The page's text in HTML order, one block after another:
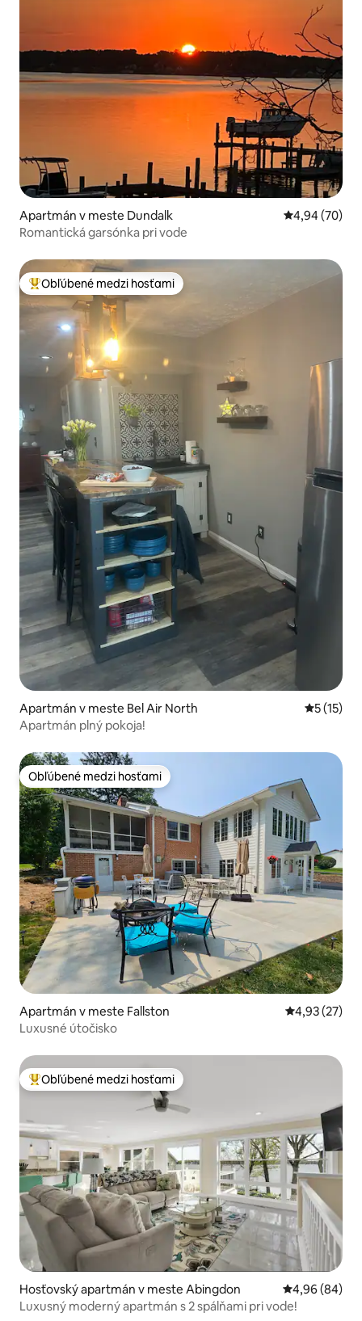
Apartmán v meste Dundalk Priemerné
4,94 (70)
Romantická garsónka pri vode
Najobľúbenejšie medzi hosťami
Obľúbené medzi hosťami
Apartmán v meste Bel Air North
5 (15)
Apartmán plný pokoja!
Obľúbené medzi hosťami
Obľúbené medzi hosťami
Apartmán v meste Fallston Priemerné
4,93 (27)
Luxusné útočisko
Najobľúbenejšie medzi hosťami
Obľúbené medzi hosťami
Hosťovský apartmán v meste Abingdon Priemerné
4,96 (84)
Luxusný moderný apartmán s 2 spálňami pri vode!